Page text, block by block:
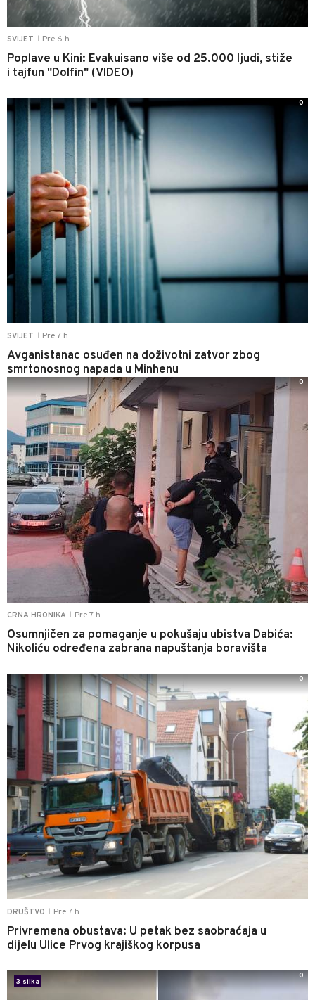
SVIJET Pre 6 h
Poplave u Kini: Evakuisano više od 25.000 ljudi, stiže
i tajfun "Dolfin" (VIDEO)
SVIJET Pre 7 h
Avganistanac osuđen na doživotni zatvor zbog
smrtonosnog napada u Minhenu
0
CRNA HRONIKA Pre 7 h
Osumnjičen za pomaganje u pokušaju ubistva Dabića:
Nikoliću određena zabrana napuštanja boravišta
0
DRUŠTVO Pre 7 h
Privremena obustava: U petak bez saobraćaja u
dijelu Ulice Prvog krajiškog korpusa
0
3 slika
0